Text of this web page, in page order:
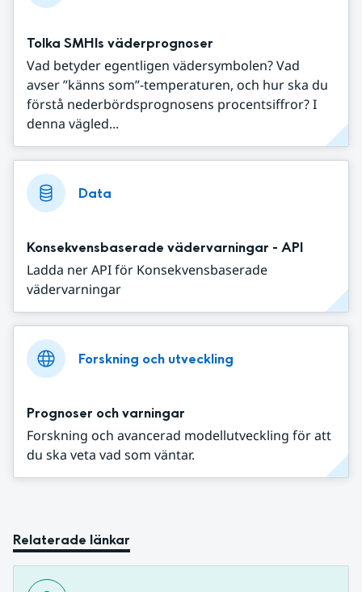
Tolka SMHIs väderprognoser
Vad betyder egentligen vädersymbolen? Vad
avser ”känns som”-temperaturen, och hur ska du
förstå nederbördsprognosens procentsiffror? I
denna vägled...
Data
Konsekvensbaserade vädervarningar - API
Ladda ner API för Konsekvensbaserade
vädervarningar
Forskning och utveckling
Prognoser och varningar
Forskning och avancerad modellutveckling för att
du ska veta vad som väntar.
Relaterade länkar